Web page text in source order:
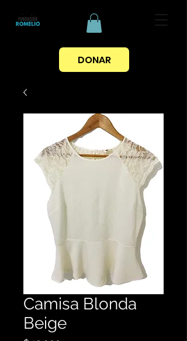
DONAR
Camisa Blonda
Beige